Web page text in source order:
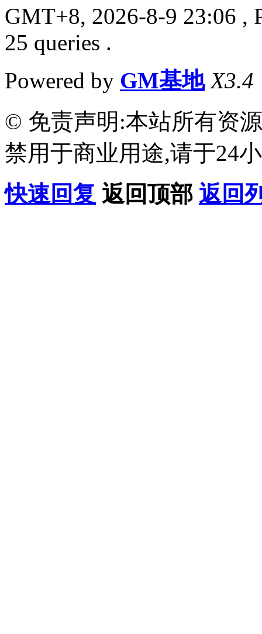
GMT+8, 2026-8-9 23:06 ,
25 queries .
Powered by GM基地 X3.4
© 免责声明:本站所有资
禁用于商业用途,请于24
快速回复 返回顶部 返回